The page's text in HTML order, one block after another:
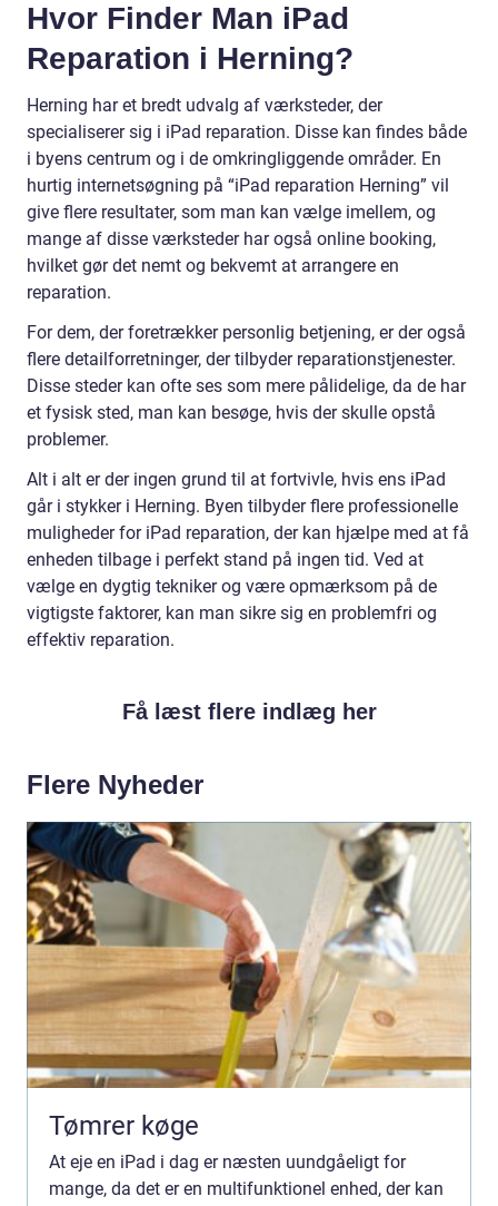
Hvor Finder Man iPad
Reparation i Herning?
Herning har et bredt udvalg af værksteder, der
specialiserer sig i iPad reparation. Disse kan findes både
i byens centrum og i de omkringliggende områder. En
hurtig internetsøgning på “iPad reparation Herning” vil
give flere resultater, som man kan vælge imellem, og
mange af disse værksteder har også online booking,
hvilket gør det nemt og bekvemt at arrangere en
reparation.
For dem, der foretrækker personlig betjening, er der også
flere detailforretninger, der tilbyder reparationstjenester.
Disse steder kan ofte ses som mere pålidelige, da de har
et fysisk sted, man kan besøge, hvis der skulle opstå
problemer.
Alt i alt er der ingen grund til at fortvivle, hvis ens iPad
går i stykker i Herning. Byen tilbyder flere professionelle
muligheder for iPad reparation, der kan hjælpe med at få
enheden tilbage i perfekt stand på ingen tid. Ved at
vælge en dygtig tekniker og være opmærksom på de
vigtigste faktorer, kan man sikre sig en problemfri og
effektiv reparation.
Få læst flere indlæg her
Flere Nyheder
Tømrer køge
At eje en iPad i dag er næsten uundgåeligt for
mange, da det er en multifunktionel enhed, der kan